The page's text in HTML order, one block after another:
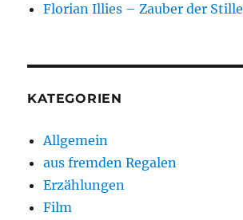
Florian Illies – Zauber der Stille
KATEGORIEN
Allgemein
aus fremden Regalen
Erzählungen
Film